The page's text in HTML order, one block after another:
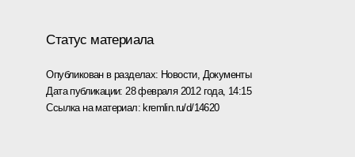
Статус материала
Опубликован в разделах: Новости, Документы
Дата публикации: 28 февраля 2012 года, 14:15
Ссылка на материал: kremlin.ru/d/14620